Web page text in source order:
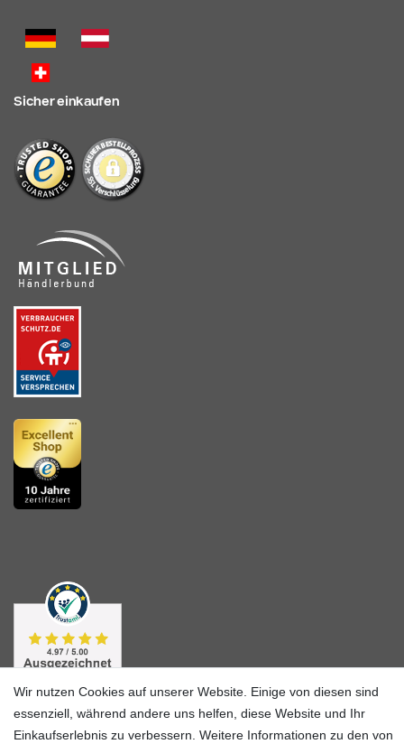
Sicher einkaufen
Wir nutzen Cookies auf unserer Website. Einige von diesen sind
essenziell, während andere uns helfen, diese Website und Ihr
Einkaufserlebnis zu verbessern. Weitere Informationen zu den von